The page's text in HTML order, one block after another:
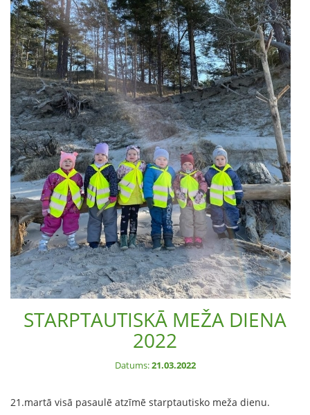
STARPTAUTISKĀ MEŽA DIENA
2022
Datums:21.03.2022
21.martā visā pasaulē atzīmē starptautisko meža dienu.